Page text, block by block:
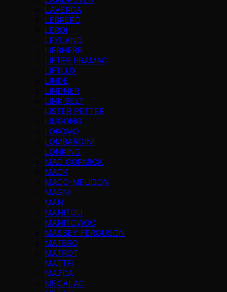
LAVERDA
LEBRERO
LEROI
LEYLAND
LIEBHERR
LIFTER PRAMAC
LIFTLUX
LINDE
LINDNER
LINK BELT
LISTER PETTER
LIUGONG
LOKOMO
LOMBARDINI
LONKING
MAC CORMICK
MACK
MACO-MEUDON
MAGNI
MAN
MANITOU
MANITOWOC
MASSEY FERGUSON
MATBRO
MATROT
MATTEI
MAZDA
MECALAC